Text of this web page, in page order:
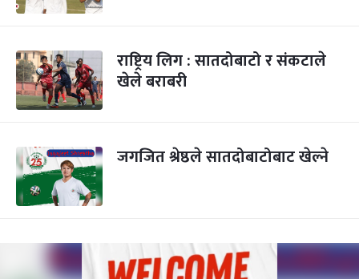
राष्ट्रिय लिग : सातदोबाटो र संकटाले
खेले बराबरी
जगजित श्रेष्ठले सातदोबाटोबाट खेल्ने